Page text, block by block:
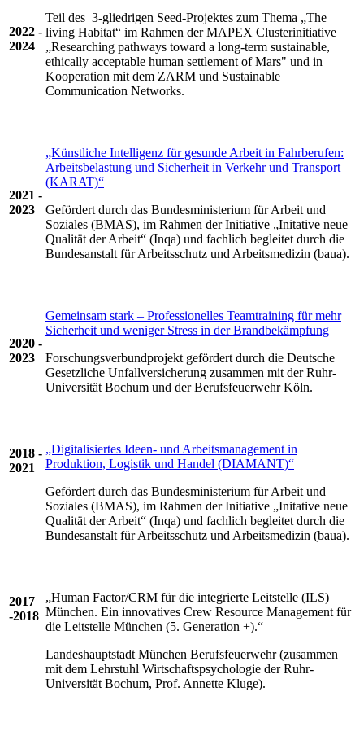
2022 -
2024
Teil des 3-gliedrigen Seed-Projektes zum Thema „The
living Habitat“ im Rahmen der MAPEX Clusterinitiative
„Researching pathways toward a long-term sustainable,
ethically acceptable human settlement of Mars" und in
Kooperation mit dem ZARM und Sustainable
Communication Networks.
2021 -
2023
„Künstliche Intelligenz für gesunde Arbeit in Fahrberufen:
Arbeitsbelastung und Sicherheit in Verkehr und Transport
(KARAT)“
Gefördert durch das Bundesministerium für Arbeit und
Soziales (BMAS), im Rahmen der Initiative „Initative neue
Qualität der Arbeit“ (Inqa) und fachlich begleitet durch die
Bundesanstalt für Arbeitsschutz und Arbeitsmedizin (baua).
2020 -
2023
Gemeinsam stark – Professionelles Teamtraining für mehr
Sicherheit und weniger Stress in der Brandbekämpfung
Forschungsverbundprojekt gefördert durch die Deutsche
Gesetzliche Unfallversicherung zusammen mit der Ruhr-
Universität Bochum und der Berufsfeuerwehr Köln.
2018 -
2021
„Digitalisiertes Ideen- und Arbeitsmanagement in
Produktion, Logistik und Handel (DIAMANT)“
Gefördert durch das Bundesministerium für Arbeit und
Soziales (BMAS), im Rahmen der Initiative „Initative neue
Qualität der Arbeit“ (Inqa) und fachlich begleitet durch die
Bundesanstalt für Arbeitsschutz und Arbeitsmedizin (baua).
2017
-2018
„Human Factor/CRM für die integrierte Leitstelle (ILS)
München. Ein innovatives Crew Resource Management für
die Leitstelle München (5. Generation +).“
Landeshauptstadt München Berufsfeuerwehr (zusammen
mit dem Lehrstuhl Wirtschaftspsychologie der Ruhr-
Universität Bochum, Prof. Annette Kluge).